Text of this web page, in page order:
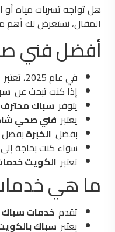
هل تواجه تسربات مياه
المقال، نستعرض لك أهم
أفضل فني
في عام 2025، تعتبر
إذا كنت تبحث عن
يتوفر سباك محترف
يعتبر فني صحي
بفضل الخبرةبفضل
سواء كنت بحاجة إلى
تعتبر الكويت
ما هي
تقدم خدمات
يعتبر سباك